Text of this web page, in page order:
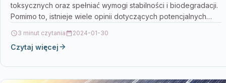
toksycznych oraz spełniać wymogi stabilności i biodegradacji.
Pomimo to, istnieje wiele opinii dotyczących potencjalnych
3 minut czytania 2024-01-30
Czytaj więcej